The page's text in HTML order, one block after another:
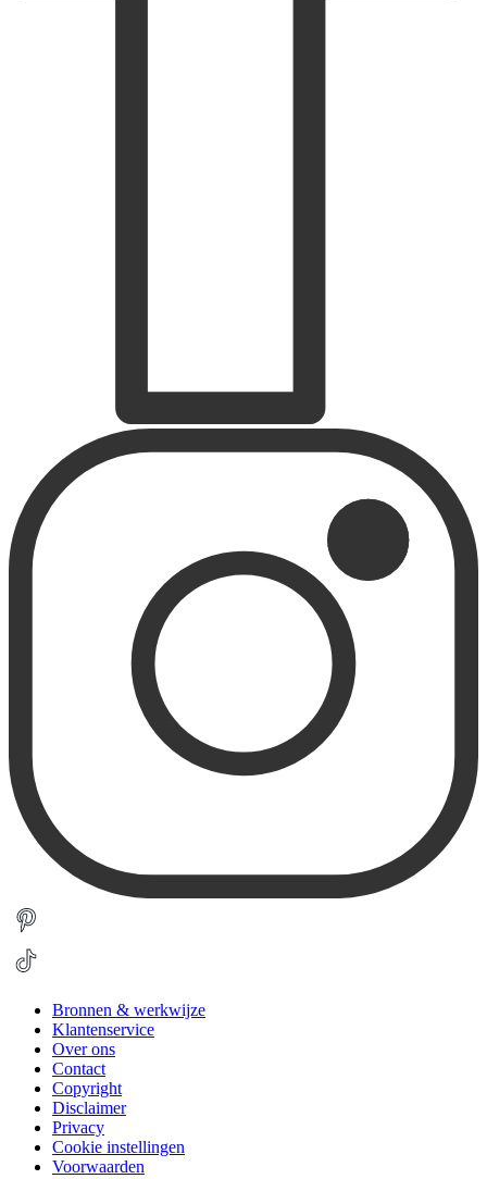
Bronnen & werkwijze
Klantenservice
Over ons
Contact
Copyright
Disclaimer
Privacy
Cookie instellingen
Voorwaarden